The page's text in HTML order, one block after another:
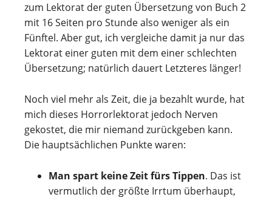
zum Lektorat der guten Übersetzung von Buch 2
mit 16 Seiten pro Stunde also weniger als ein
Fünftel. Aber gut, ich vergleiche damit ja nur das
Lektorat einer guten mit dem einer schlechten
Übersetzung; natürlich dauert Letzteres länger!
Noch viel mehr als Zeit, die ja bezahlt wurde, hat
mich dieses Horrorlektorat jedoch Nerven
gekostet, die mir niemand zurückgeben kann.
Die hauptsächlichen Punkte waren:
Man spart keine Zeit fürs Tippen. Das ist
vermutlich der größte Irrtum überhaupt,